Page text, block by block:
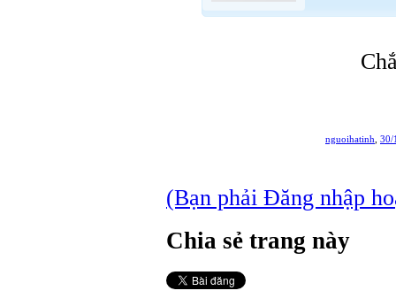
nguoihatinh 30/
(Bạn phải Đăng nhập
Chia sẻ trang này